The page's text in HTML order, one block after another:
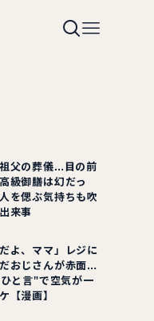
父の葬儀…目の前
級御膳は幻だっ
を偲ぶ気持ちも吹
来事
だよ、ママ」レジに
おじさんが赤面…
と言"で空気が一
【漫画】